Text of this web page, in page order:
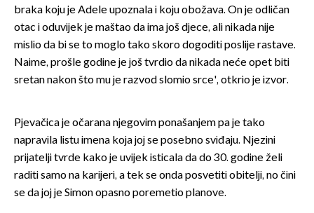
braka koju je Adele upoznala i koju obožava. On je odličan
otac i oduvijek je maštao da ima još djece, ali nikada nije
mislio da bi se to moglo tako skoro dogoditi poslije rastave.
Naime, prošle godine je još tvrdio da nikada neće opet biti
sretan nakon što mu je razvod slomio srce', otkrio je izvor.
Pjevačica je očarana njegovim ponašanjem pa je tako
napravila listu imena koja joj se posebno sviđaju. Njezini
prijatelji tvrde kako je uvijek isticala da do 30. godine želi
raditi samo na karijeri, a tek se onda posvetiti obitelji, no čini
se da joj je Simon opasno poremetio planove.